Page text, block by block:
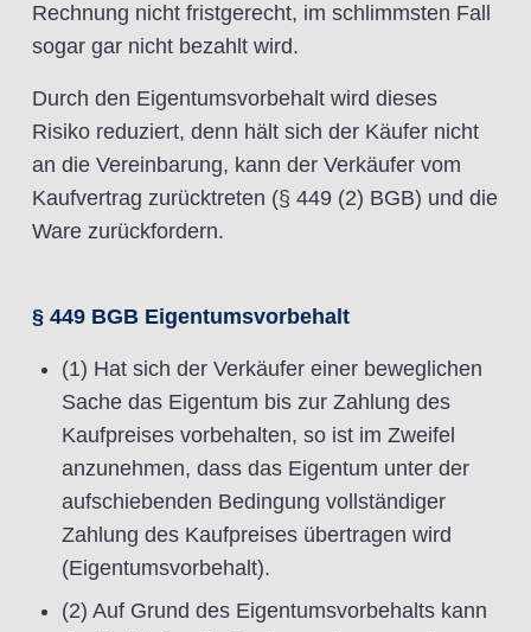
Rechnung nicht fristgerecht, im schlimmsten Fall
sogar gar nicht bezahlt wird.
Durch den Eigentumsvorbehalt wird dieses
Risiko reduziert, denn hält sich der Käufer nicht
an die Vereinbarung, kann der Verkäufer vom
Kaufvertrag zurücktreten (§ 449 (2) BGB) und die
Ware zurückfordern.
§ 449 BGB Eigentumsvorbehalt
(1) Hat sich der Verkäufer einer beweglichen
Sache das Eigentum bis zur Zahlung des
Kaufpreises vorbehalten, so ist im Zweifel
anzunehmen, dass das Eigentum unter der
aufschiebenden Bedingung vollständiger
Zahlung des Kaufpreises übertragen wird
(Eigentumsvorbehalt).
(2) Auf Grund des Eigentumsvorbehalts kann